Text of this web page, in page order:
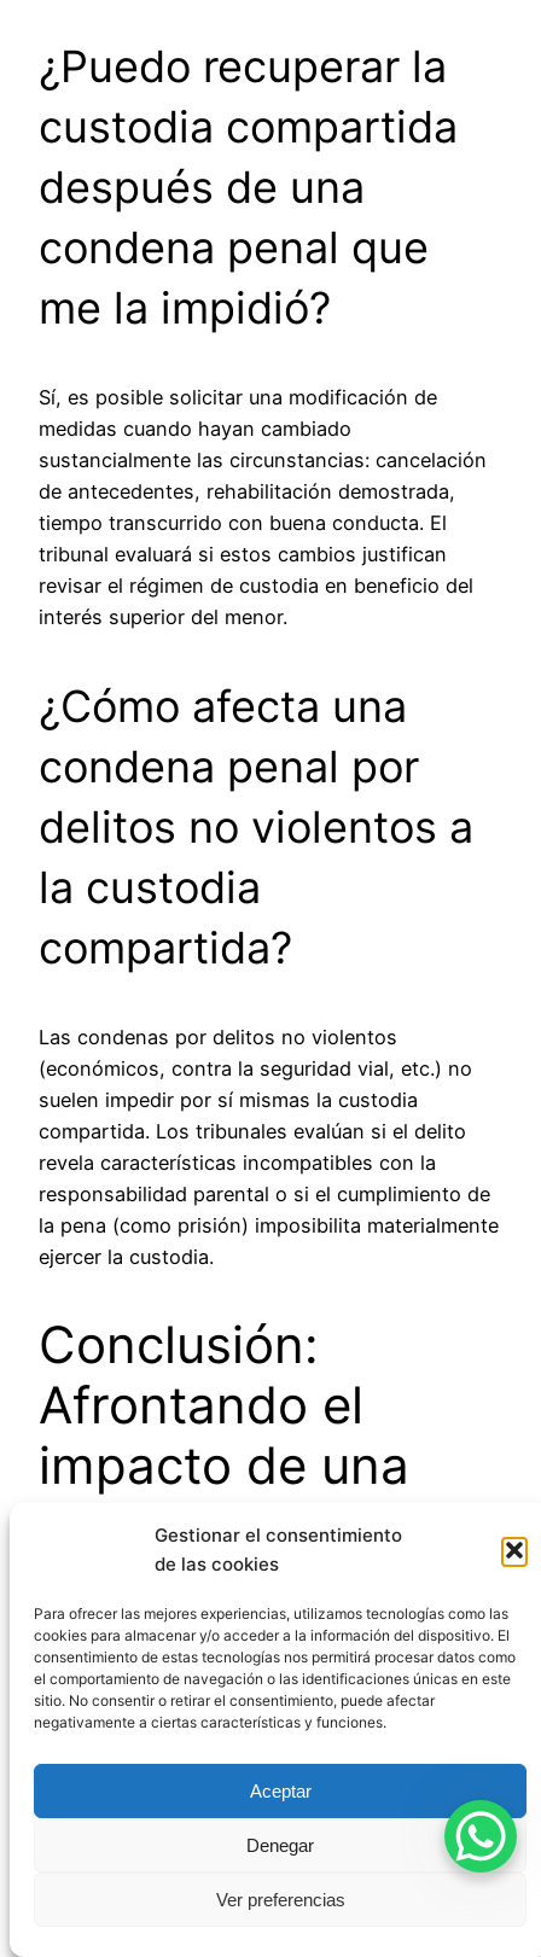
Gestionar el consentimiento
de las cookies
Para ofrecer las mejores experiencias, utilizamos tecnologías como las
cookies para almacenar y/o acceder a la información del dispositivo. El
consentimiento de estas tecnologías nos permitirá procesar datos como
el comportamiento de navegación o las identificaciones únicas en este
sitio. No consentir o retirar el consentimiento, puede afectar
negativamente a ciertas características y funciones.
Aceptar
Denegar
Ver preferencias
¿Puedo recuperar la
custodia compartida
después de una
condena penal que
me la impidió?
Sí, es posible solicitar una modificación de
medidas cuando hayan cambiado
sustancialmente las circunstancias: cancelación
de antecedentes, rehabilitación demostrada,
tiempo transcurrido con buena conducta. El
tribunal evaluará si estos cambios justifican
revisar el régimen de custodia en beneficio del
interés superior del menor.
¿Cómo afecta una
condena penal por
delitos no violentos a
la custodia
compartida?
Las condenas por delitos no violentos
(económicos, contra la seguridad vial, etc.) no
suelen impedir por sí mismas la custodia
compartida. Los tribunales evalúan si el delito
revela características incompatibles con la
responsabilidad parental o si el cumplimiento de
la pena (como prisión) imposibilita materialmente
ejercer la custodia.
Conclusión:
Afrontando el
impacto de una
condena penal en
la custodia de tus
hijos
Cuando una condena penal amenaza tu relación
con tus hijos, es comprensible sentir
preocupación e incluso desesperación. Sin
embargo, como he explicado a lo largo de este
el impacto de los antecedentes penales
en la custodia compartidano siempre es